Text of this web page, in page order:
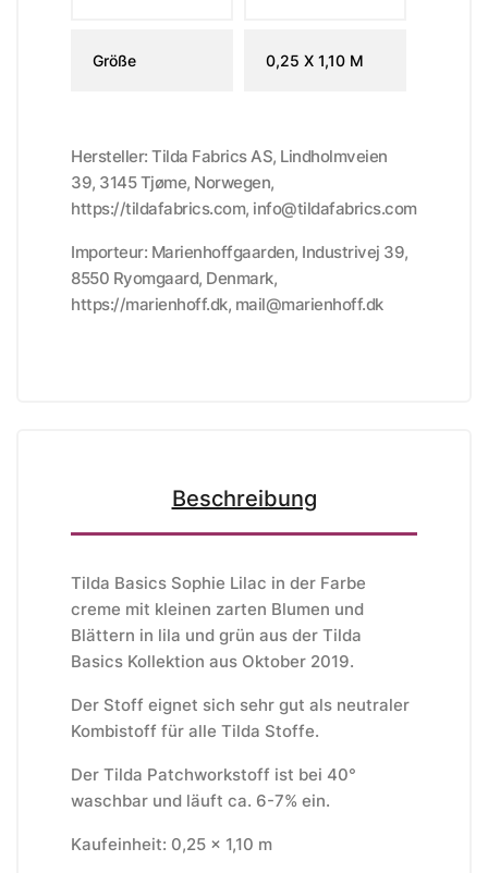
Größe 0,25 X 1,10 M
Hersteller: Tilda Fabrics AS, Lindholmveien
39, 3145 Tjøme, Norwegen,
https://tildafabrics.com, info@tildafabrics.com
Importeur: Marienhoffgaarden, Industrivej 39,
8550 Ryomgaard, Denmark,
https://marienhoff.dk, mail@marienhoff.dk
Beschreibung
Tilda Basics Sophie Lilac in der Farbe
creme mit kleinen zarten Blumen und
Blättern in lila und grün aus der Tilda
Basics Kollektion aus Oktober 2019.
Der Stoff eignet sich sehr gut als neutraler
Kombistoff für alle Tilda Stoffe.
Der Tilda Patchworkstoff ist bei 40°
waschbar und läuft ca. 6-7% ein.
Kaufeinheit: 0,25 x 1,10 m